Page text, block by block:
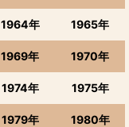
1964年 1965年
1969年 1970年
1974年 1975年
1979年 1980年